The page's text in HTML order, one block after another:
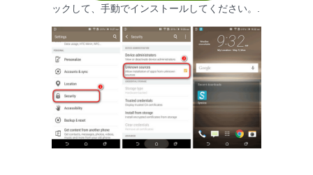
ックして、手動でインストールしてください。.